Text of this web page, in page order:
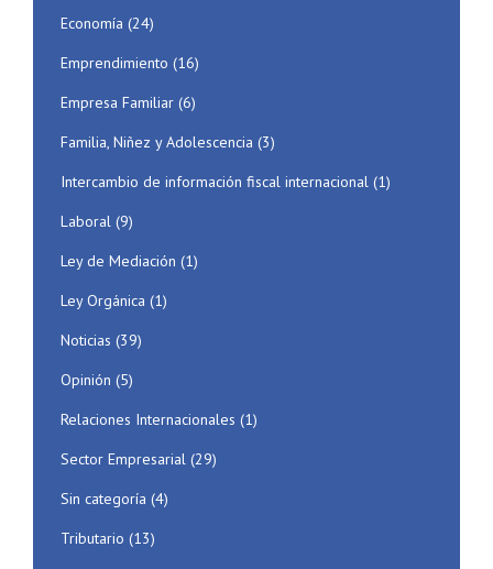
Economía (24)
Emprendimiento (16)
Empresa Familiar (6)
Familia, Niñez y Adolescencia (3)
Intercambio de información fiscal internacional (1)
Laboral (9)
Ley de Mediación (1)
Ley Orgánica (1)
Noticias (39)
Opinión (5)
Relaciones Internacionales (1)
Sector Empresarial (29)
Sin categoría (4)
Tributario (13)